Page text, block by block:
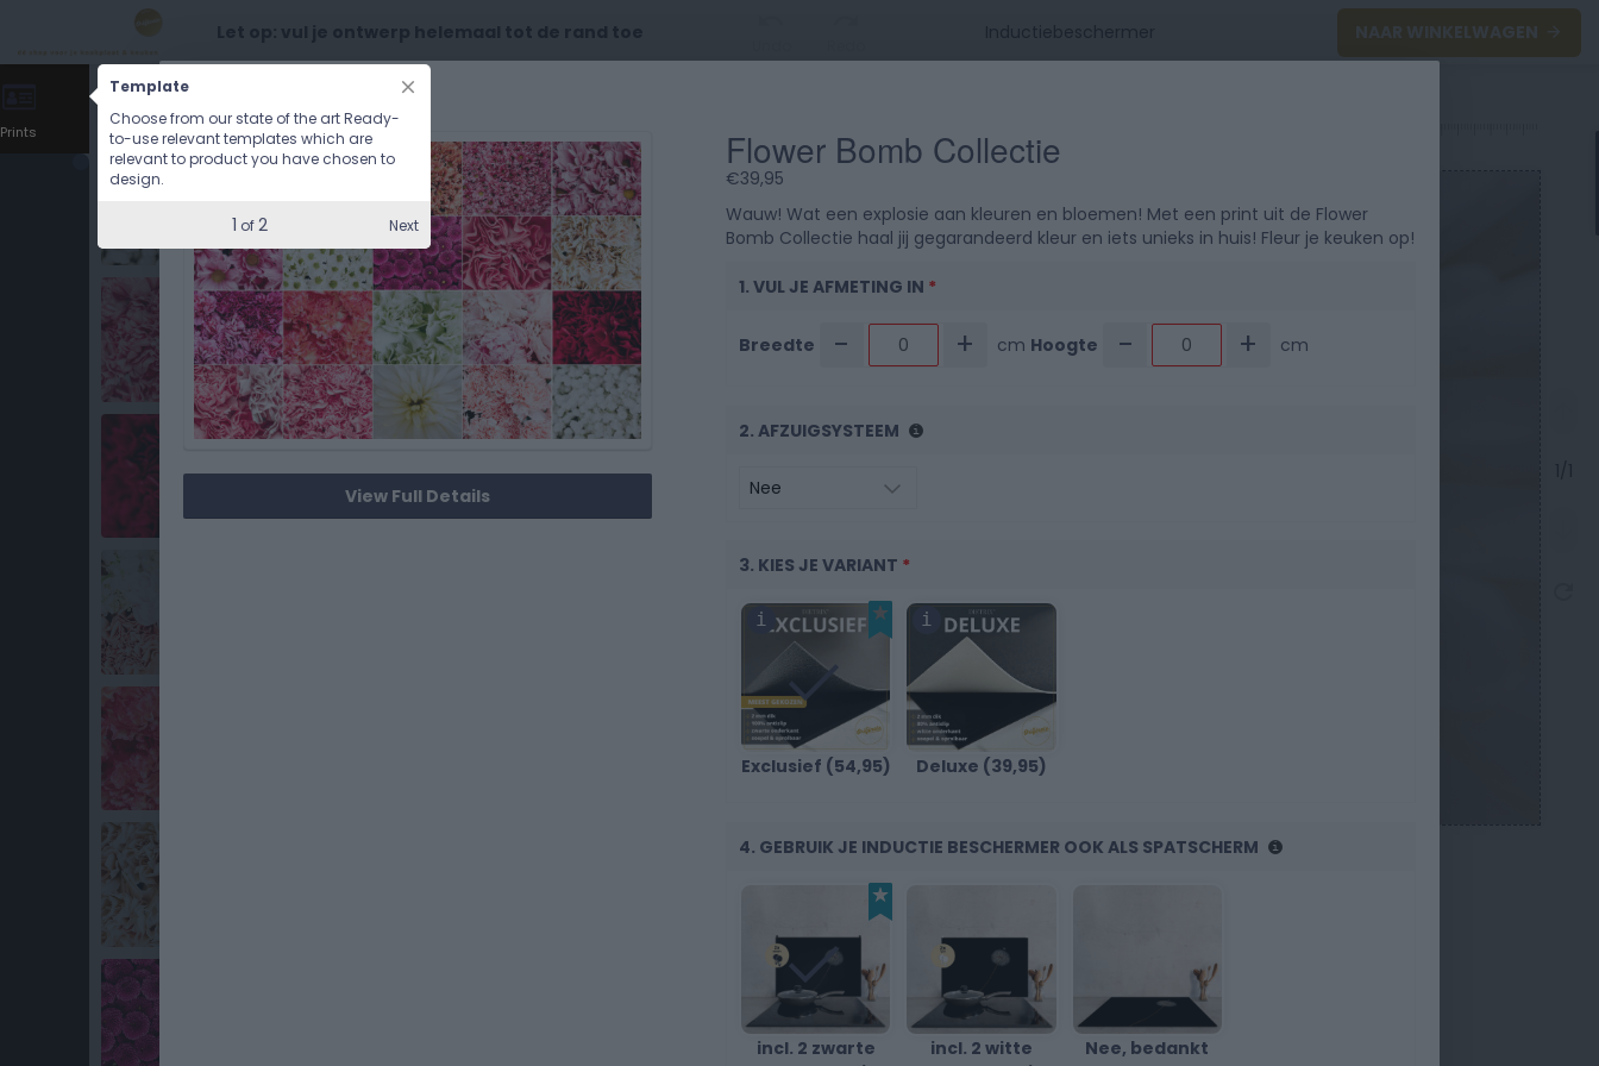
NAAR WINKELWAGEN
Prints
0 cm 10 20 30
0 cm
10
CHOOSE OPTIONS
View Full Details
Flower Bomb Collectie
€39,95
Wauw! Wat een explosie aan kleuren en bloemen! Met een print uit de Flower
Bomb Collectie haal jij gegarandeerd kleur en iets unieks in huis! Fleur je keuken op!
1. VUL JE AFMETING IN *
Breedte - + cm Hoogte - + cm
2. AFZUIGSYSTEEM
3. KIES JE VARIANT *
Exclusief (54,95) Deluxe (39,95)
4. GEBRUIK JE INDUCTIE BESCHERMER OOK ALS SPATSCHERM
incl. 2 zwarte
incl. 2 witte
Nee, bedankt
Template
Choose from our state of the art Ready-
to-use relevant templates which are
relevant to product you have chosen to
design.
1 of2 Next